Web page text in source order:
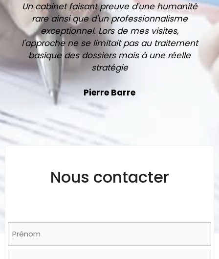
Un cabinet faisant preuve d'une humanité
rare ainsi que d'un professionnalisme
exceptionnel. Lors de mes visites,
l'approche ne se limitait pas au traitement
basique des dossiers mais à une réelle
stratégie
Pierre Barre
Nous contacter
*
Prénom